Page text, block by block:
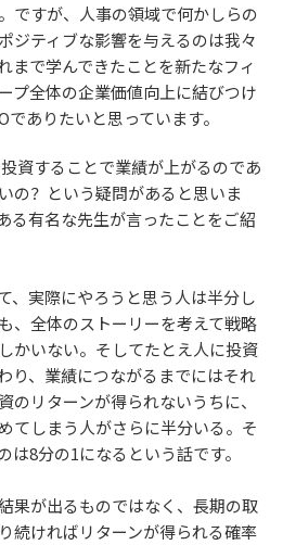
ですが、人事の領域で何かしらの
ジティブな影響を与えるのは我々
まで学んできたことを新たなフィ
プ全体の企業価値向上に結びつけ
ありたいと思っています。
資することで業績が上がるのであ
の？という疑問があると思いま
る有名な先生が言ったことをご紹
、実際にやろうと思う人は半分し
、全体のストーリーを考えて戦略
かいない。そしてたとえ人に投資
り、業績につながるまでにはそれ
のリターンが得られないうちに、
てしまう人がさらに半分いる。そ
は8分の1になるという話です。
果が出るものではなく、長期の取
続ければリターンが得られる確率